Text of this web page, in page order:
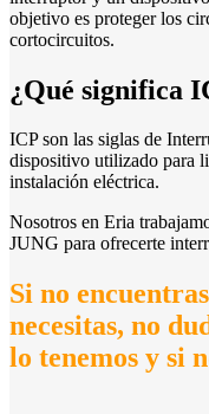
objetivo es proteger los
cortocircuitos.
¿Qué significa
ICP son las siglas de
dispositivo utilizado para
instalación eléctrica.
Nosotros en Eria
JUNG para ofrecerte
Si no
necesitas, no
lo tenemos y si